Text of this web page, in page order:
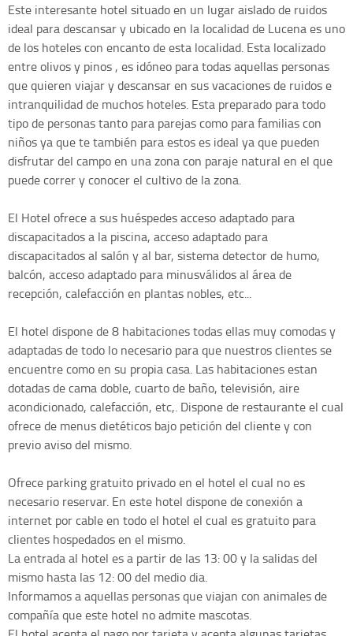
Este interesante hotel situado en un lugar aislado de ruidos
ideal para descansar y ubicado en la localidad de Lucena es uno
de los hoteles con encanto de esta localidad. Esta localizado
entre olivos y pinos , es idóneo para todas aquellas personas
que quieren viajar y descansar en sus vacaciones de ruidos e
intranquilidad de muchos hoteles. Esta preparado para todo
tipo de personas tanto para parejas como para familias con
niños ya que te también para estos es ideal ya que pueden
disfrutar del campo en una zona con paraje natural en el que
puede correr y conocer el cultivo de la zona.
El Hotel ofrece a sus huéspedes acceso adaptado para
discapacitados a la piscina, acceso adaptado para
discapacitados al salón y al bar, sistema detector de humo,
balcón, acceso adaptado para minusválidos al área de
recepción, calefacción en plantas nobles, etc...
El hotel dispone de 8 habitaciones todas ellas muy comodas y
adaptadas de todo lo necesario para que nuestros clientes se
encuentre como en su propia casa. Las habitaciones estan
dotadas de cama doble, cuarto de baño, televisión, aire
acondicionado, calefacción, etc,. Dispone de restaurante el cual
ofrece de menus dietéticos bajo petición del cliente y con
previo aviso del mismo.
Ofrece parking gratuito privado en el hotel el cual no es
necesario reservar. En este hotel dispone de conexión a
internet por cable en todo el hotel el cual es gratuito para
clientes hospedados en el mismo.
La entrada al hotel es a partir de las 13: 00 y la salidas del
mismo hasta las 12: 00 del medio dia.
Informamos a aquellas personas que viajan con animales de
compañía que este hotel no admite mascotas.